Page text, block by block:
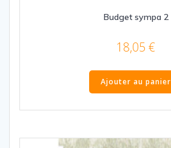
Budget sympa 2
18,05 €
Ajouter au panier